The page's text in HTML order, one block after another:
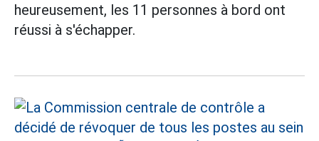
heureusement, les 11 personnes à bord ont
réussi à s'échapper.